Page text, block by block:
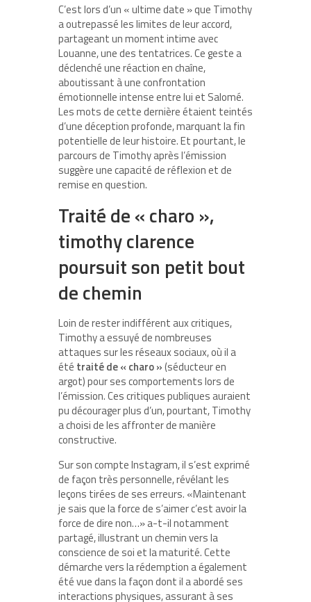
C’est lors d’un « ultime date » que Timothy
a outrepassé les limites de leur accord,
partageant un moment intime avec
Louanne, une des tentatrices. Ce geste a
déclenché une réaction en chaîne,
aboutissant à une confrontation
émotionnelle intense entre lui et Salomé.
Les mots de cette dernière étaient teintés
d’une déception profonde, marquant la fin
potentielle de leur histoire. Et pourtant, le
parcours de Timothy après l’émission
suggère une capacité de réflexion et de
remise en question.
Traité de « charo »,
timothy clarence
poursuit son petit bout
de chemin
Loin de rester indifférent aux critiques,
Timothy a essuyé de nombreuses
attaques sur les réseaux sociaux, où il a
été traité de « charo »(séducteur en
argot) pour ses comportements lors de
l’émission. Ces critiques publiques auraient
pu décourager plus d’un, pourtant, Timothy
a choisi de les affronter de manière
constructive.
Sur son compte Instagram, il s’est exprimé
de façon très personnelle, révélant les
leçons tirées de ses erreurs. «Maintenant
je sais que la force de s’aimer c’est avoir la
force de dire non…» a-t-il notamment
partagé, illustrant un chemin vers la
conscience de soi et la maturité. Cette
démarche vers la rédemption a également
été vue dans la façon dont il a abordé ses
interactions physiques, assurant à ses